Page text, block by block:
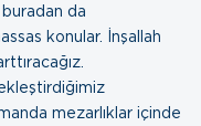
da
konular. İnşallah
mezarlıklar içinde